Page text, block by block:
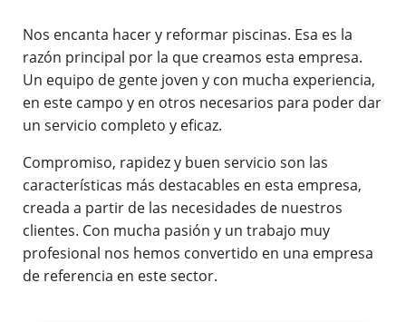
Nos encanta hacer y reformar piscinas. Esa es la
razón principal por la que creamos esta empresa.
Un equipo de gente joven y con mucha experiencia,
en este campo y en otros necesarios para poder dar
un servicio completo y eficaz.
Compromiso, rapidez y buen servicio son las
características más destacables en esta empresa,
creada a partir de las necesidades de nuestros
clientes. Con mucha pasión y un trabajo muy
profesional nos hemos convertido en una empresa
de referencia en este sector.